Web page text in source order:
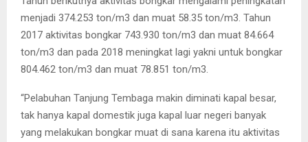
menjadi 374.253 ton/m3 dan muat 58.35 ton/m3. Tahun
2017 aktivitas bongkar 743.930 ton/m3 dan muat 84.664
ton/m3 dan pada 2018 meningkat lagi yakni untuk bongkar
804.462 ton/m3 dan muat 78.851 ton/m3.
“Pelabuhan Tanjung Tembaga makin diminati kapal besar,
tak hanya kapal domestik juga kapal luar negeri banyak
yang melakukan bongkar muat di sana karena itu aktivitas